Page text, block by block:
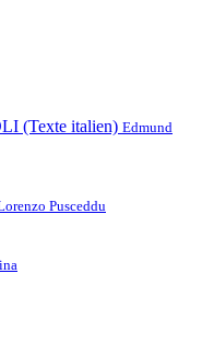
(Texte italien) Edmund
Pusceddu